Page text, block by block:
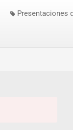
Presentaciones